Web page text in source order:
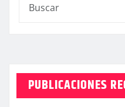
PUBLICACIONES